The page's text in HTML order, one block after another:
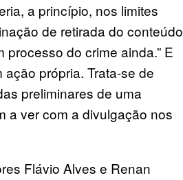
a princípio, nos limites
de retirada do conteúdo
do crime ainda.” E
própria. Trata-se de
preliminares de uma
a ver com a divulgação nos
Flávio Alves e Renan